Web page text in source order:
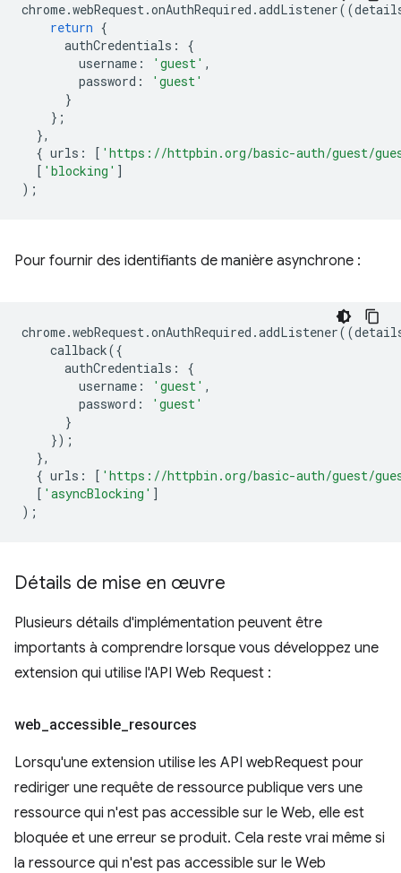
chrome.webRequest.onAuthRequired .addListener((
return {
authCredentials :
{
username : 'guest' ,
password :
'guest'
}
};
},
{ urls : [ 'https://httpbin.org/basic-auth/guest/
[ 'blocking' ]
);
Pour fournir des identifiants de manière asynchrone :
chrome.webRequest.onAuthRequired .addListener((
callback({
authCredentials :
{
username : 'guest' ,
password :
'guest'
}
});
},
{ urls : [ 'https://httpbin.org/basic-auth/guest/
[ 'asyncBlocking' ]
);
Détails de mise en œuvre
Plusieurs détails d'implémentation peuvent être
importants à comprendre lorsque vous développez une
extension qui utilise l'API Web Request :
web accessible resources
Lorsqu'une extension utilise les API webRequest pour
rediriger une requête de ressource publique vers une
ressource qui n'est pas accessible sur le Web, elle est
bloquée et une erreur se produit. Cela reste vrai même si
la ressource qui n'est pas accessible sur le Web